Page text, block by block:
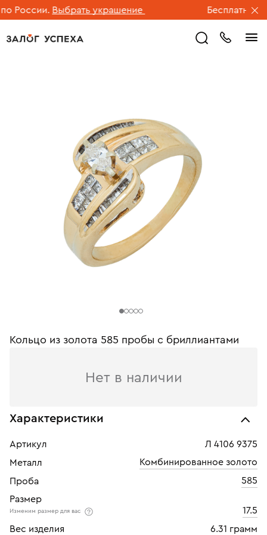
России. Выбрать украшение Бесплатная
Кольцо из золота 585 пробы с бриллиантами
Нет в наличии
Характеристики
Артикул
Л 4106 9375
Металл
Комбинированное золото
Проба
585
Размер
Изменим размер для вас
17.5
Вес изделия
6.31 грамм